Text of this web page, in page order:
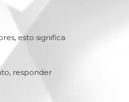
esto significa
responder